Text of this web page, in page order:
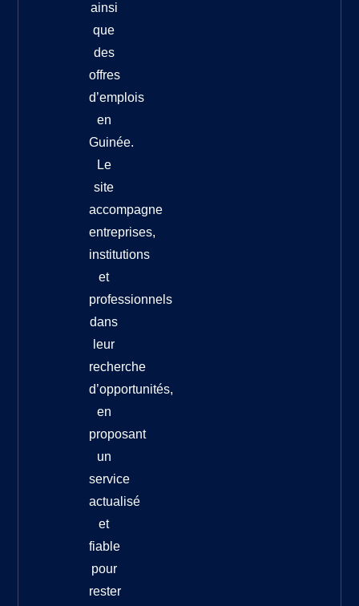
ainsi
que
des
offres
d’emplois
en
Guinée.
Le
site
accompagne
entreprises,
institutions
et
professionnels
dans
leur
recherche
d’opportunités,
en
proposant
un
service
actualisé
et
fiable
pour
rester